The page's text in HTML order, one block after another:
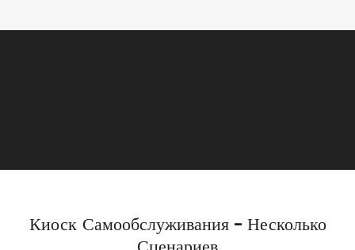
Киоск Самообслуживания – Несколько